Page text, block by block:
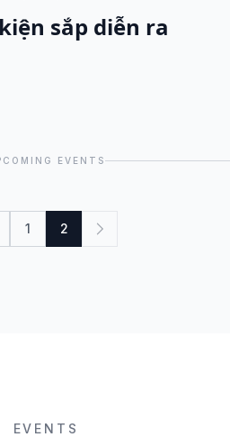
sắp diễn ra
EVENTS
1 2
EVENTS